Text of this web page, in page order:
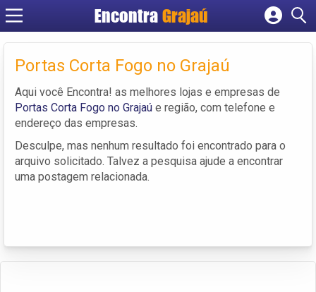
Encontra Grajaú
Cadastrar empresa
Criar conta
Portas Corta Fogo no Grajaú
Aqui você Encontra! as melhores lojas e empresas de
Portas Corta Fogo no Grajaú e região, com telefone e
endereço das empresas.
Desculpe, mas nenhum resultado foi encontrado para o
arquivo solicitado. Talvez a pesquisa ajude a encontrar
uma postagem relacionada.